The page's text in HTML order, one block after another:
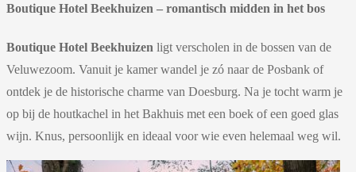
Boutique Hotel Beekhuizen – romantisch midden in het bos
Boutique Hotel Beekhuizen ligt verscholen in de bossen van de
Veluwezoom. Vanuit je kamer wandel je zó naar de Posbank of
ontdek je de historische charme van Doesburg. Na je tocht warm je
op bij de houtkachel in het Bakhuis met een boek of een goed glas
wijn. Knus, persoonlijk en ideaal voor wie even helemaal weg wil.